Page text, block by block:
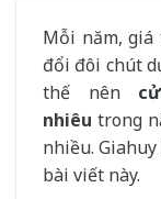
Mỗi năm, giá
đổi đôi chút
thế nên
nhiêu trong
nhiều.
bài viết này.